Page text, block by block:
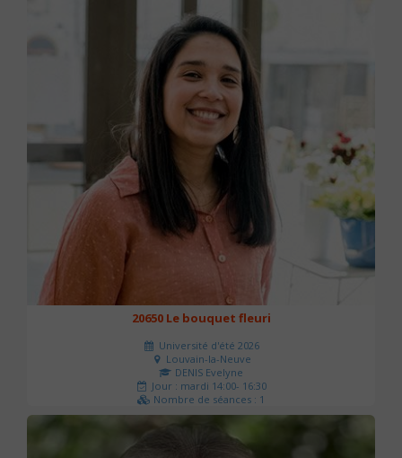
20650 Le bouquet fleuri
Université d'été 2026
Louvain-la-Neuve
DENIS Evelyne
Jour : mardi 14:00- 16:30
Nombre de séances : 1
60 €